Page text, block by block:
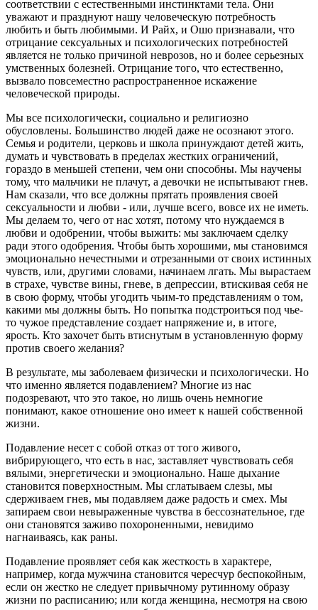
соответствии с естественными инстинктами тела. Они
уважают и празднуют нашу человеческую потребность
любить и быть любимыми. И Райх, и Ошо признавали, что
отрицание сексуальных и психологических потребностей
является не только причиной неврозов, но и более серьезных
умственных болезней. Отрицание того, что естественно,
вызвало повсеместно распространенное искажение
человеческой природы.
Мы все психологически, социально и религиозно
обусловлены. Большинство людей даже не осознают этого.
Семья и родители, церковь и школа принуждают детей жить,
думать и чувствовать в пределах жестких ограничений,
гораздо в меньшей степени, чем они способны. Мы научены
тому, что мальчики не плачут, а девочки не испытывают гнев.
Нам сказали, что все должны прятать проявления своей
сексуальности и любви - или, лучше всего, вовсе их не иметь.
Мы делаем то, чего от нас хотят, потому что нуждаемся в
любви и одобрении, чтобы выжить: мы заключаем сделку
ради этого одобрения. Чтобы быть хорошими, мы становимся
эмоционально нечестными и отрезанными от своих истинных
чувств, или, другими словами, начинаем лгать. Мы вырастаем
в страхе, чувстве вины, гневе, в депрессии, втискивая себя не
в свою форму, чтобы угодить чьим-то представлениям о том,
какими мы должны быть. Но попытка подстроиться под чье-
то чужое представление создает напряжение и, в итоге,
ярость. Кто захочет быть втиснутым в установленную форму
против своего желания?
В результате, мы заболеваем физически и психологически. Но
что именно является подавлением? Многие из нас
подозревают, что это такое, но лишь очень немногие
понимают, какое отношение оно имеет к нашей собственной
жизни.
Подавление несет с собой отказ от того живого,
вибрирующего, что есть в нас, заставляет чувствовать себя
вялыми, энергетически и эмоционально. Наше дыхание
становится поверхностным. Мы сглатываем слезы, мы
сдерживаем гнев, мы подавляем даже радость и смех. Мы
запираем свои невыраженные чувства в бессознательное, где
они становятся заживо похороненными, невидимо
нагнаиваясь, как раны.
Подавление проявляет себя как жесткость в характере,
например, когда мужчина становится чересчур беспокойным,
если он жестко не следует привычному рутинному образу
жизни по расписанию; или когда женщина, несмотря на свою